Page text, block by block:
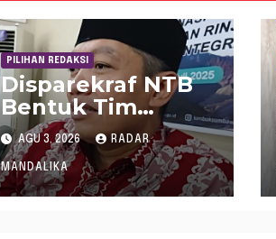
PILIHAN REDAKSI
Disparekraf NTB
Bentuk Tim
Percepatan
Pariwisata Ramah
Muslim 2026
AGU 3, 2026 RADAR
MANDALIKA